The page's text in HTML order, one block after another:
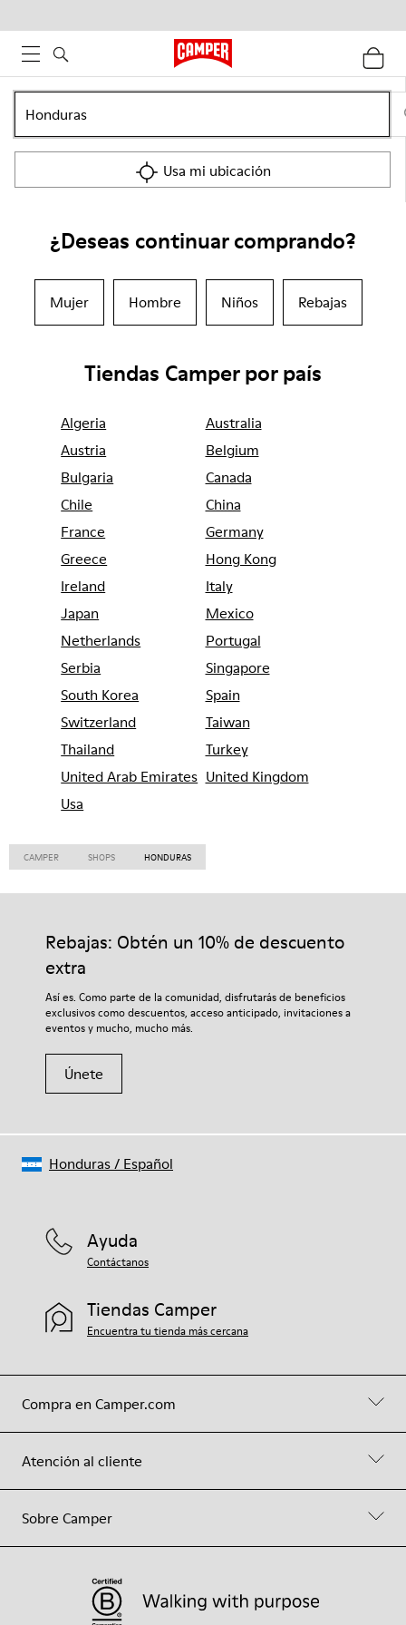
Usa mi ubicación
¿Deseas continuar comprando?
Mujer Hombre Niños Rebajas
Tiendas Camper por país
Algeria
Australia
Austria
Belgium
Bulgaria
Canada
Chile
China
France
Germany
Greece
Hong Kong
Ireland
Italy
Japan
Mexico
Netherlands
Portugal
Serbia
Singapore
South Korea
Spain
Switzerland
Taiwan
Thailand
Turkey
United Arab Emirates United Kingdom
Usa
CAMPER SHOPS HONDURAS
Rebajas: Obtén un 10% de descuento
extra
Así es. Como parte de la comunidad, disfrutarás de beneficios
exclusivos como descuentos, acceso anticipado, invitaciones a
eventos y mucho, mucho más.
Únete
Compra en Camper.com
Atención al cliente
Sobre Camper
Ayuda
Contáctanos
Tiendas Camper
Encuentra tu tienda más cercana
Honduras/ Español